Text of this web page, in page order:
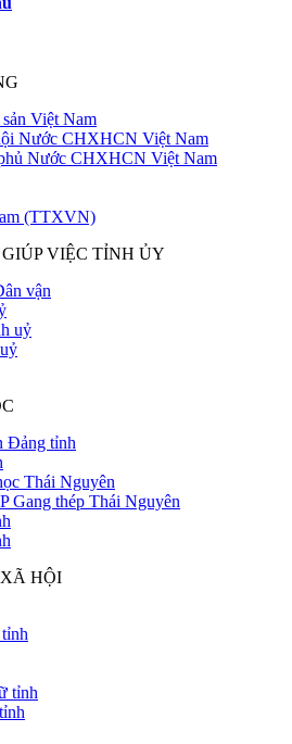
Việt Nam
Nước CHXHCN Việt Nam
Nước CHXHCN Việt Nam
(TTXVN)
VIỆC TỈNH ỦY
vận
uỷ
Đảng tỉnh
Thái Nguyên
Gang thép Thái Nguyên
HỘI
tỉnh